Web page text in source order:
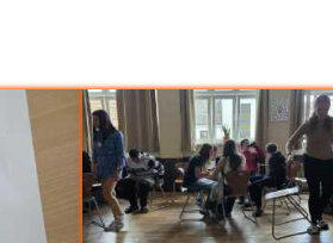
výletě v Hradci
i nesportovci (6.B)
den pátý - bronz
pro 1.st